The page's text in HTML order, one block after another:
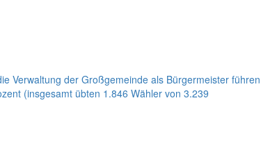
Verwaltung der Großgemeinde als Bürgermeister führen
(insgesamt übten 1.846 Wähler von 3.239